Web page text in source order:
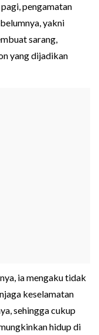
pengamatan
yakni
sarang,
yang dijadikan
ia mengaku tidak
keselamatan
sehingga cukup
hidup di